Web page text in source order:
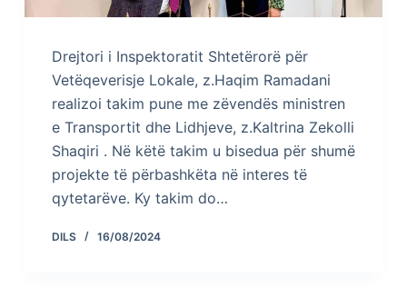
Drejtori i Inspektoratit Shtetërorë për
Vetëqeverisje Lokale, z.Haqim Ramadani
realizoi takim pune me zëvendës ministren
e Transportit dhe Lidhjeve, z.Kaltrina Zekolli
Shaqiri . Në këtë takim u bisedua për shumë
projekte të përbashkëta në interes të
qytetarëve. Ky takim do…
DILS 16/08/2024